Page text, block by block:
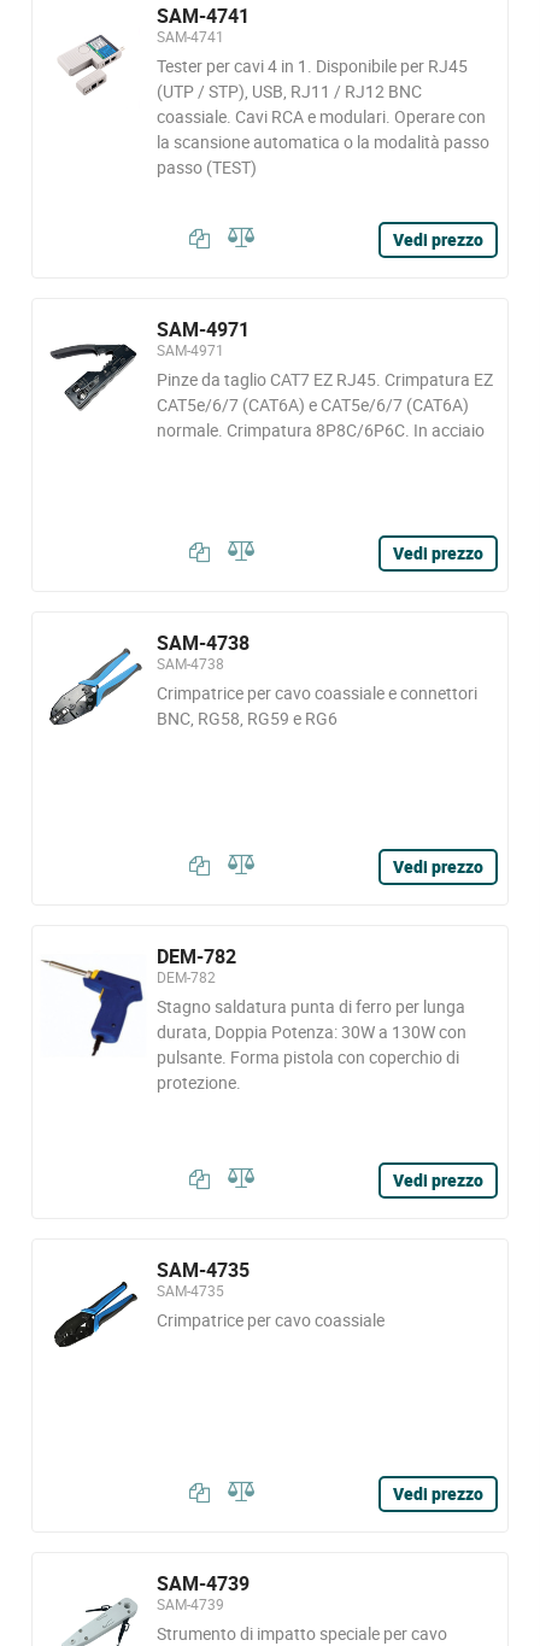
SAM-4741
SAM-4741
Tester per cavi 4 in 1. Disponibile per RJ45
(UTP / STP), USB, RJ11 / RJ12 BNC
coassiale. Cavi RCA e modulari. Operare con
la scansione automatica o la modalità passo
passo (TEST)
Vedi prezzo
SAM-4971
SAM-4971
Pinze da taglio CAT7 EZ RJ45. Crimpatura EZ
CAT5e/6/7 (CAT6A) e CAT5e/6/7 (CAT6A)
normale. Crimpatura 8P8C/6P6C. In acciaio
Vedi prezzo
SAM-4738
SAM-4738
Crimpatrice per cavo coassiale e connettori
BNC, RG58, RG59 e RG6
Vedi prezzo
DEM-782
DEM-782
Stagno saldatura punta di ferro per lunga
durata, Doppia Potenza: 30W a 130W con
pulsante. Forma pistola con coperchio di
protezione.
Vedi prezzo
SAM-4735
SAM-4735
Crimpatrice per cavo coassiale
Vedi prezzo
SAM-4739
SAM-4739
Strumento di impatto speciale per cavo